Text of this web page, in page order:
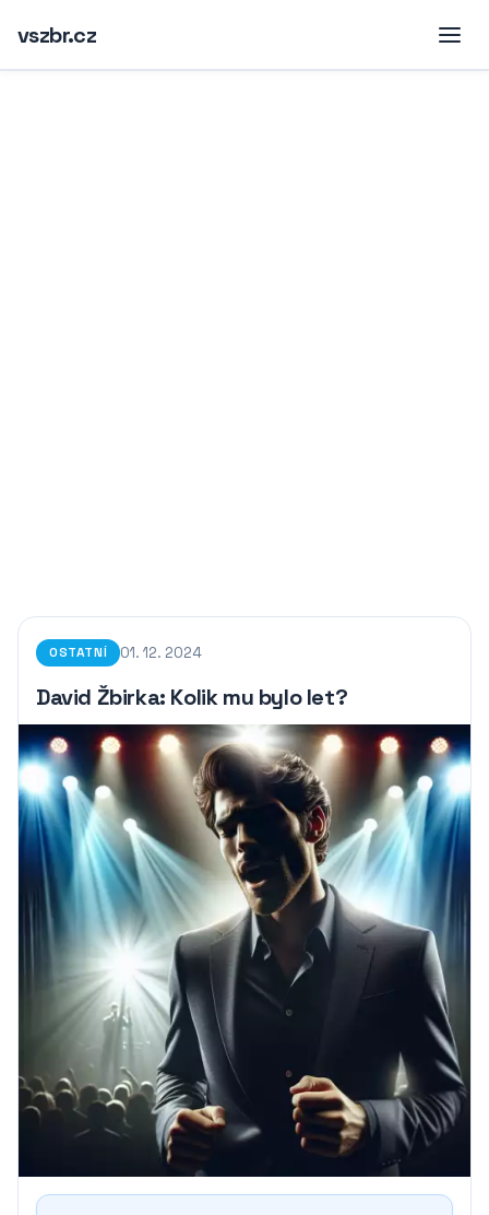
vszbr.cz
OSTATNÍ 01. 12. 2024
David Žbirka: Kolik mu bylo let?